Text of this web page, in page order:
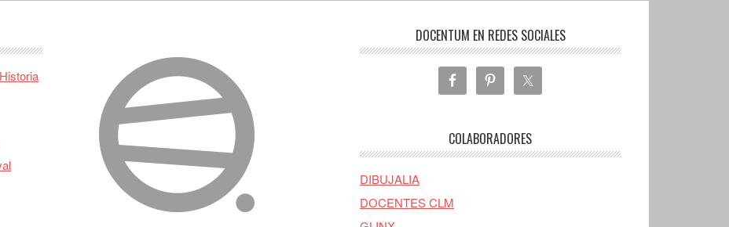
DOCENTUM EN REDES SOCIALES
COLABORADORES
DIBUJALIA
DOCENTES CLM